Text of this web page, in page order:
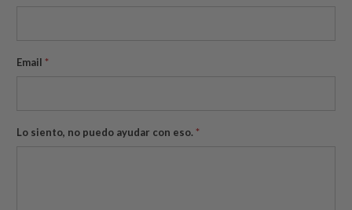
Email *
Lo siento, no puedo ayudar con eso. *